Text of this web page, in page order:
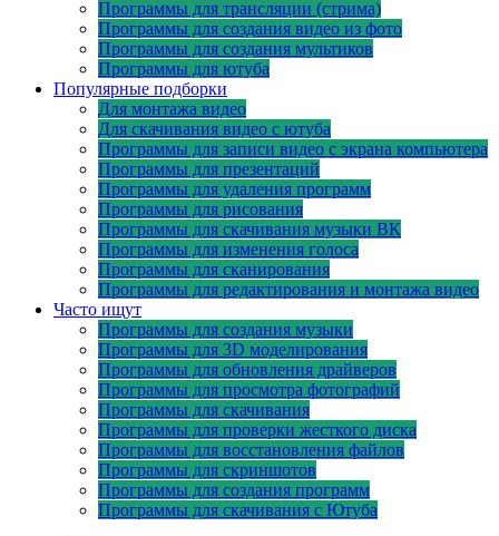
Программы для трансляции (стрима)
Программы для создания видео из фото
Программы для создания мультиков
Программы для ютуба
Популярные подборки
Для монтажа видео
Для скачивания видео с ютуба
Программы для записи видео с экрана компьютера
Программы для презентаций
Программы для удаления программ
Программы для рисования
Программы для скачивания музыки ВК
Программы для изменения голоса
Программы для сканирования
Программы для редактирования и монтажа видео
Часто ищут
Программы для создания музыки
Программы для 3D моделирования
Программы для обновления драйверов
Программы для просмотра фотографий
Программы для скачивания
Программы для проверки жесткого диска
Программы для восстановления файлов
Программы для скриншотов
Программы для создания программ
Программы для скачивания с Ютуба